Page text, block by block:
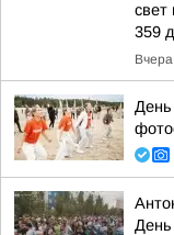
свет
359
День
День